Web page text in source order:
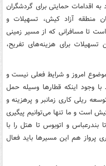
اقدامات حمایتی برای گردشگران
منطقه آزاد کیش، تسهیلات و
تا مسافرانی که از مسیر زمینی
تسهیلات برای هزینه‌های تفریح،
امروز و شرایط فعلی نیست و
وجود اینکه قطارها وسیله حمل
ریلی کاری زمانبر و پرهزینه و
است و ما تنها می‌توانیم پیگیری
بندرعباس و اتوبوس تا هتل را با
پرواز هم این مسیرها باید فعال